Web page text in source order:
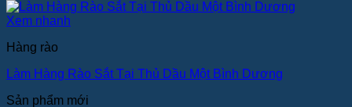
Xem nhanh
Hàng rào
Làm Hàng Rào Sắt Tại Thủ Dầu Một Bình Dương
Sản phẩm mới